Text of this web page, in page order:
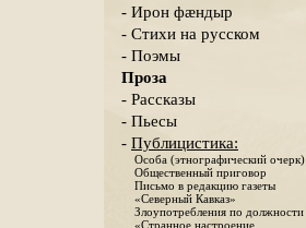
- Ирон фæндыр
- Стихи на русском
- Поэмы
Проза
- Рассказы
- Пьесы
- Публицистика:
Особа (этнографический очерк)
Общественный приговор
Письмо в редакцию газеты
«Северный Кавказ»
Злоупотребления по должности
«Странное настроение